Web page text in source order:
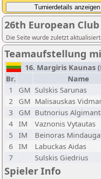
26th European
Die Seite wurde zuletzt aktualisiert
Teamaufstellung
16. Margiris Kaunas
Br.
Name
1
GM Sulskis Sarunas
2
GM Malisauskas
3
GM Butnorius
4 IM Vaznonis Vytautas
5 IM Beinoras
6 IM Labuckas Aidas
7
Sulskis Giedrius
Spieler Info